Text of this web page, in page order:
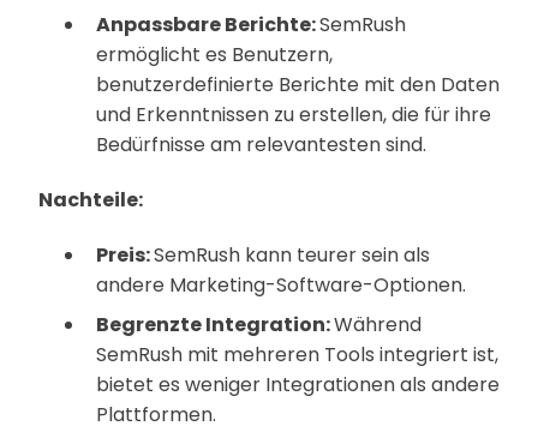
Anpassbare Berichte:SemRush
ermöglicht es Benutzern,
benutzerdefinierte Berichte mit den Daten
und Erkenntnissen zu erstellen, die für ihre
Bedürfnisse am relevantesten sind.
Nachteile:
Preis:SemRush kann teurer sein als
andere Marketing-Software-Optionen.
Begrenzte Integration:Während
SemRush mit mehreren Tools integriert ist,
bietet es weniger Integrationen als andere
Plattformen.